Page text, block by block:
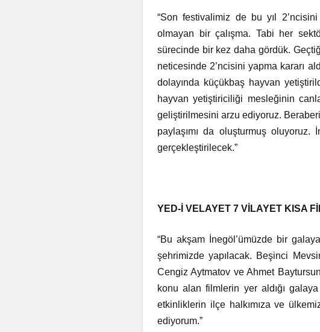
“Son festivalimiz de bu yıl
olmayan bir çalışma. Tabi her
sürecinde bir kez daha gördük.
neticesinde 2’ncisini yapma kararı
dolayında küçükbaş hayvan
hayvan yetiştiriciliği mesleğinin
geliştirilmesini arzu ediyoruz.
paylaşımı da oluşturmuş
gerçekleştirilecek.”
YED-İ VELAYET 7 VİLAYET KISA
“Bu akşam İnegöl’ümüzde bir
şehrimizde yapılacak. Beşinci
Cengiz Aytmatov ve Ahmet
konu alan filmlerin yer aldığı
etkinliklerin ilçe halkımıza ve
ediyorum.”